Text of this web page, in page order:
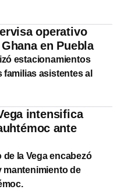
operativo
en Puebla
estacionamientos
asistentes al
intensifica
ante
la Vega encabezó
mantenimiento de